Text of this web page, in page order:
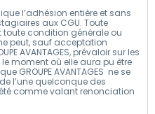
l’adhésion entière et sans
aux CGU. Toute
condition générale ou
peut, sauf acceptation
AVANTAGES, prévaloir sur les
moment où elle aura pu être
GROUPE AVANTAGES ne se
l’une quelconque des
comme valant renonciation